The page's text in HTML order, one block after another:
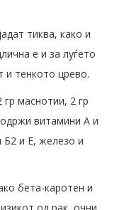
тиква, како и
е и за луѓето
и тенкото црево.
маснотии, 2 гр
витамини А и
Б2 и Е, железо и
бета-каротен и